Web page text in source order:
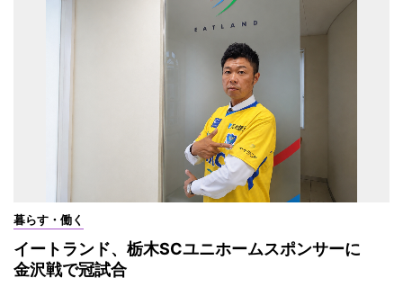
暮らす・働く
イートランド、栃木SCユニホームスポンサーに
金沢戦で冠試合